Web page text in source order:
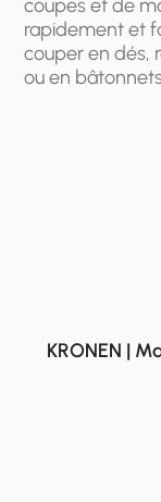
coupes et de
rapidement et
couper en dés,
ou en
KRONEN |